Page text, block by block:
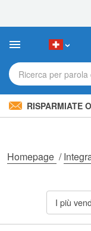
sito
include
sistemaRicerca per
RISPARMIATE
Homepage /
I più